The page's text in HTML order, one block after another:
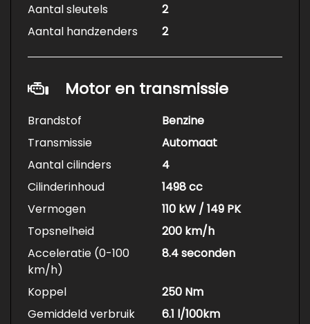
Aantal sleutels
2
Aantal handzenders
2
Motor en transmissie
Brandstof
Benzine
Transmissie
Automaat
Aantal cilinders
4
Cilinderinhoud
1498 cc
Vermogen
110 kW / 149 PK
Topsnelheid
200 km/h
Acceleratie (0-100
km/h)
8.4 seconden
Koppel
250 Nm
Gemiddeld verbruik
6.1 l/100km